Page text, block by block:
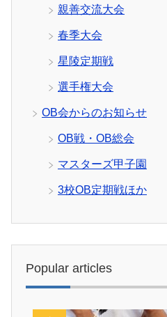
親善交流大会
春季大会
星陵定期戦
選手権大会
OB会からのお知らせ
OB戦・OB総会
マスターズ甲子園
3校OB定期戦ほか
Popular articles